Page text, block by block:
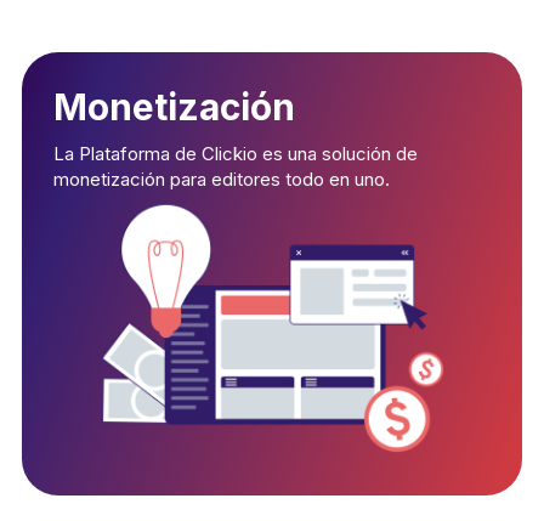
Monetización
La Plataforma de Clickio es una solución de
monetización para editores todo en uno.